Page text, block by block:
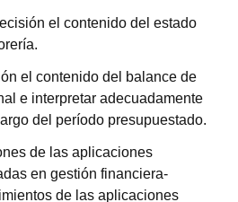
el contenido del estado
el contenido del balance de
e interpretar adecuadamente
del período presupuestado.
de las aplicaciones
en gestión financiera-
de las aplicaciones